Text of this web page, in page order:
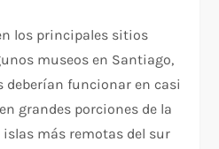
los principales sitios
museos en Santiago,
deberían funcionar en casi
grandes porciones de la
islas más remotas del sur